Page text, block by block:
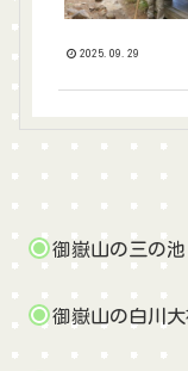
2025.09.29
御嶽山の三の
御嶽山の白川